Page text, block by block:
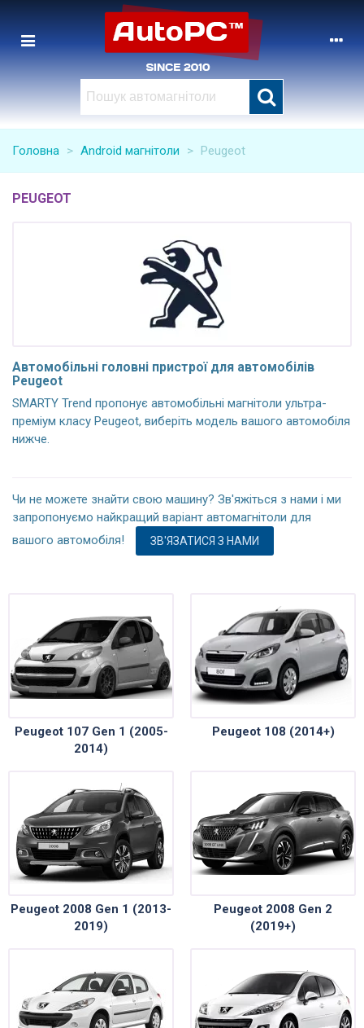
Головна > Android магнітоли > Peugeot
PEUGEOT
Автомобільні головні пристрої для автомобілів
Peugeot
SMARTY Trend пропонує автомобільні магнітоли ультра-
преміум класу Peugeot, виберіть модель вашого автомобіля
нижче.
Чи не можете знайти свою машину? Зв'яжіться з нами і ми
запропонуємо найкращий варіант автомагнітоли для
вашого автомобіля!
ЗВ'ЯЗАТИСЯ З НАМИ
Peugeot 107 Gen 1 (2005-
2014)
Peugeot 108 (2014+)
Peugeot 2008 Gen 1 (2013-
2019)
Peugeot 2008 Gen 2
(2019+)